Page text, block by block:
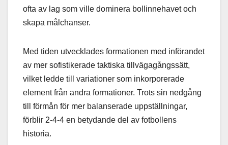
ofta av lag som ville dominera bollinnehavet och
skapa målchanser.
Med tiden utvecklades formationen med införandet
av mer sofistikerade taktiska tillvägagångssätt,
vilket ledde till variationer som inkorporerade
element från andra formationer. Trots sin nedgång
till förmån för mer balanserade uppställningar,
förblir 2-4-4 en betydande del av fotbollens
historia.